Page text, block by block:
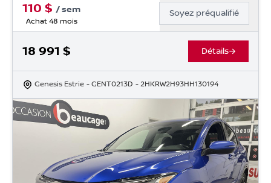
110 $ /sem
Achat 48 mois
Soyez préqualifié
18 991 $ Détails
Genesis Estrie - GENT0213D - 2HKRW2H93HH130194